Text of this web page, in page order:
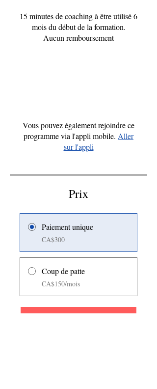
15 minutes de coaching à être utilisé 6
mois du début de la formation.
Aucun remboursement
Vous pouvez également rejoindre ce
programme via l'appli mobile. Aller
sur l'appli
Prix
Paiement unique
CA$300
Coup de patte
CA$150/mois
Inscrivez-vous maintenant